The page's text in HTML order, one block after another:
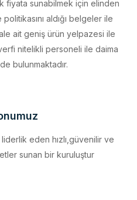
ait geniş ürün yelpazesi ile
nitelikli personeli ile daima
bulunmaktadır.
eden hızlı,güvenilir ve